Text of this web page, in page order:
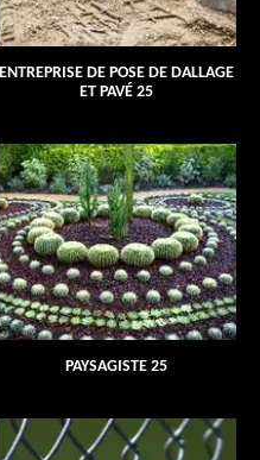
ENTREPRISE DE POSE DE DALLAGE
ET PAVÉ 25
PAYSAGISTE 25